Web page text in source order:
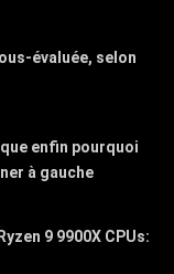
évaluée, selon
enfin pourquoi
à gauche
9 9900X CPUs: